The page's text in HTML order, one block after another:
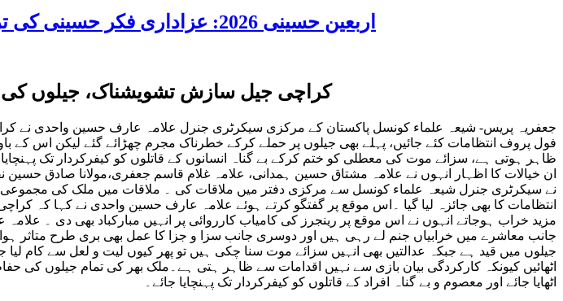
اربعین حسینی 2026: عزاداری فکر حسینی کی ترویج کا ذریعہ ہے، قائد ملت جعفریہ آیت اللہ سید ساجد علی نقوی
کراچی جیل سازش تشویشناک، جیلوں کی
جعفریہ پریس- شیعہ علماء کونسل پاکستان کے مرکزی سیکرٹری جنرل علامہ عارف حسین واحدی نے
فول پروف انتظامات کئے جائیں، پہلے بھی جیلوں پر حملے کرکے خطرناک مجرم چھڑائے گئے لیکن اس کے
ظاہر ہوتی ہے، سزائے موت کی معطلی کو ختم کرکے بے گناہ انسانوں کے قاتلوں کو کیفرکردار تک پہنچایا
ان خیالات کا اظہار انہوں نے علامہ مشتاق حسین ہمدانی، علامہ غلام قاسم جعفری،مولانا صادق
نے سیکرٹری جنرل شیعہ علماء کونسل سے مرکزی دفتر میں ملاقات کی ۔ ملاقات میں ملک کی مجموعی
انتظامات کا بھی جائزہ لیا گیا ۔اس موقع پر گفتگو کرتے ہوئے علامہ عارف حسین واحدی نے کہا کہ
مزید خراب ہوجاتے انہوں نے اس موقع پر رینجرز کی کامیاب کارروائی پر انہیں مبارکباد بھی دی ۔
جانب معاشرے میں خرابیاں جنم لے رہی ہیں اور دوسری جانب سزا و جزا کا عمل بھی بری طرح
جیلوں میں قید ہے جبکہ عدالتیں بھی انہیں سزائے موت سنا چکی ہیں تو پھر کیوں لیت و لعل سے کام
اٹھائیں کیونکہ کارکردگی بیان بازی سے نہیں اقدامات سے ظاہر ہتی ہے۔ملک بھر کی تمام جیلوں کی
اٹھایا جائے اور معصوم و بے گناہ افراد کے قاتلوں کو کیفرکردار تک پہنچایا جائے۔